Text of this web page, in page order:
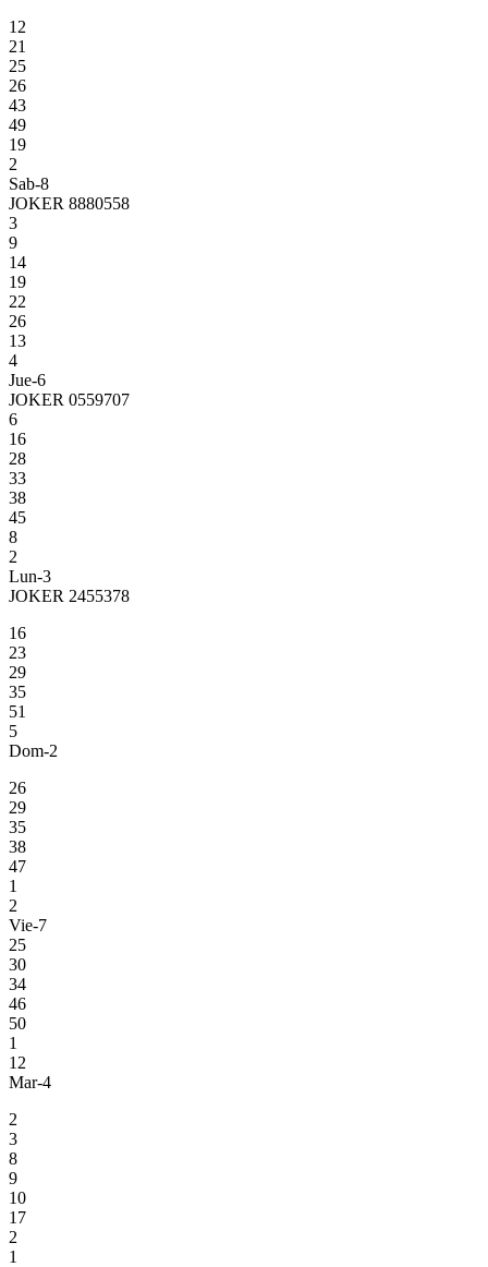
12
21
25
26
43
49
19
2
Sab-8
JOKER 8880558
3
9
14
19
22
26
13
4
Jue-6
JOKER 0559707
6
16
28
33
38
45
8
2
Lun-3
JOKER 2455378
16
23
29
35
51
5
Dom-2
26
29
35
38
47
1
2
Vie-7
25
30
34
46
50
1
12
Mar-4
2
3
8
9
10
17
2
1